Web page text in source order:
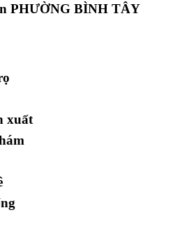
PHƯỜNG BÌNH TÂY
xuất